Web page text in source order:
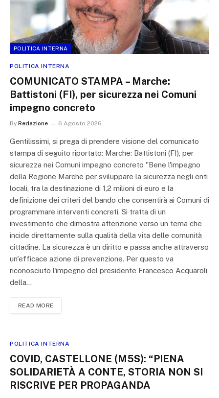
POLITICA INTERNA
POLITICA INTERNA
COMUNICATO STAMPA – Marche:
Battistoni (FI), per sicurezza nei Comuni
impegno concreto
By Redazione 6 Agosto 2026
Gentilissimi, si prega di prendere visione del comunicato
stampa di seguito riportato: Marche: Battistoni (FI), per
sicurezza nei Comuni impegno concreto "Bene l'impegno
della Regione Marche per sviluppare la sicurezza negli enti
locali, tra la destinazione di 1,2 milioni di euro e la
definizione dei criteri del bando che consentirà ai Comuni di
programmare interventi concreti. Si tratta di un
investimento che dimostra attenzione verso un tema che
incide direttamente sulla qualità della vita delle comunità
cittadine. La sicurezza è un diritto e passa anche attraverso
un'efficace azione di prevenzione. Per questo va
riconosciuto l'impegno del presidente Francesco Acquaroli,
della…
READ MORE
POLITICA INTERNA
COVID, CASTELLONE (M5S): “PIENA
SOLIDARIETÀ A CONTE, STORIA NON SI
RISCRIVE PER PROPAGANDA